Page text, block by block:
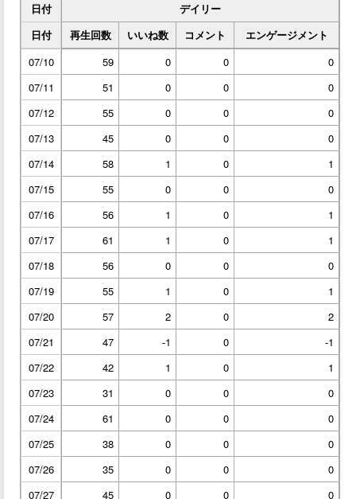
日付
デイリー
日付
再生回数 いいね数 コメント
エンゲージメント
07/10
59 0 0
0
07/11
51 0 0
0
07/12
55 0 0
0
07/13
45 0 0
0
07/14
58 1 0
1
07/15
55 0 0
0
07/16
56 1 0
1
07/17
61 1 0
1
07/18
56 0 0
0
07/19
55 1 0
1
07/20
57 2 0
2
07/21
47 -1 0
-1
07/22
42 1 0
1
07/23
31 0 0
0
07/24
61 0 0
0
07/25
38 0 0
0
07/26
35 0 0
0
07/27
45 0 0 0